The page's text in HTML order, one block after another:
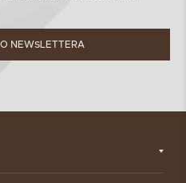
NEWSLETTERA